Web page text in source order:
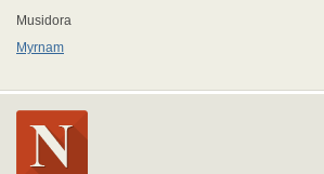
Musidora
Myrnam